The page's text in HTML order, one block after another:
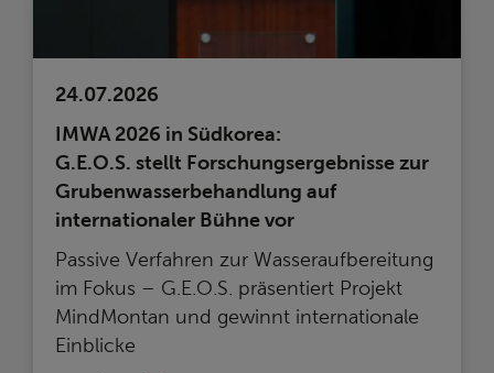
24.07.2026
IMWA 2026 in Südkorea:
G.E.O.S. stellt Forschungsergebnisse zur
Grubenwasserbehandlung auf
internationaler Bühne vor
Passive Verfahren zur Wasseraufbereitung
im Fokus – G.E.O.S. präsentiert Projekt
MindMontan und gewinnt internationale
Einblicke